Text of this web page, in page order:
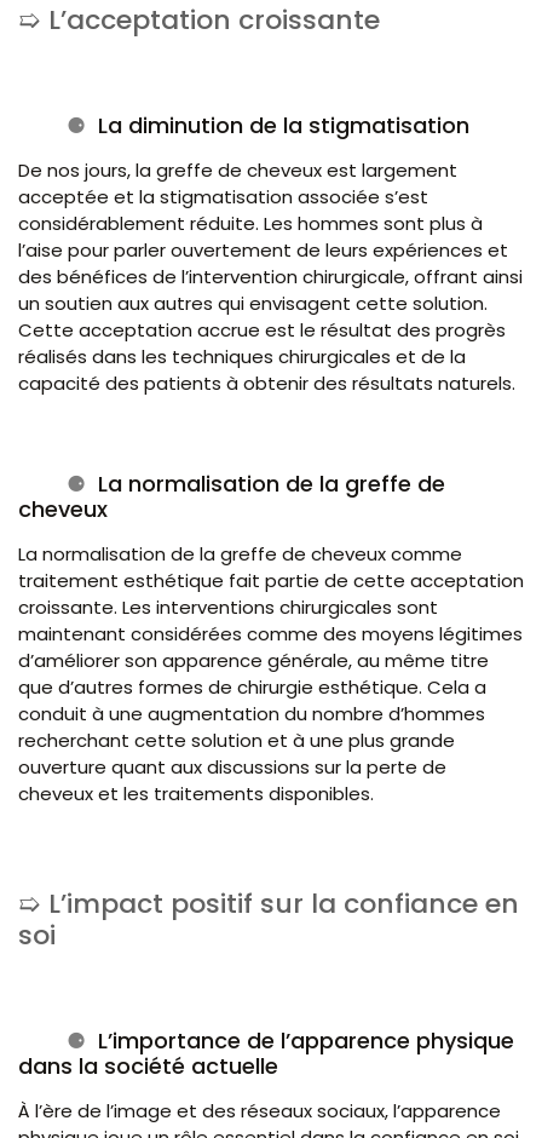
L’acceptation croissante
La diminution de la stigmatisation
De nos jours, la greffe de cheveux est largement
acceptée et la stigmatisation associée s’est
considérablement réduite. Les hommes sont plus à
l’aise pour parler ouvertement de leurs expériences et
des bénéfices de l’intervention chirurgicale, offrant ainsi
un soutien aux autres qui envisagent cette solution.
Cette acceptation accrue est le résultat des progrès
réalisés dans les techniques chirurgicales et de la
capacité des patients à obtenir des résultats naturels.
La normalisation de la greffe de
cheveux
La normalisation de la greffe de cheveux comme
traitement esthétique fait partie de cette acceptation
croissante. Les interventions chirurgicales sont
maintenant considérées comme des moyens légitimes
d’améliorer son apparence générale, au même titre
que d’autres formes de chirurgie esthétique. Cela a
conduit à une augmentation du nombre d’hommes
recherchant cette solution et à une plus grande
ouverture quant aux discussions sur la perte de
cheveux et les traitements disponibles.
L’impact positif sur la confiance en
soi
L’importance de l’apparence physique
dans la société actuelle
À l’ère de l’image et des réseaux sociaux, l’apparence